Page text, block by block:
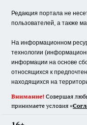
Редакция портала не
пользователей, а также
На информационном
технологии
информации на основе
относящихся к
находящихся на
Внимание! Совершая
принимаете условия «